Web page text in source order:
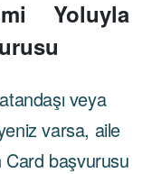
Yoluyla
veya
varsa, aile
Card başvurusu